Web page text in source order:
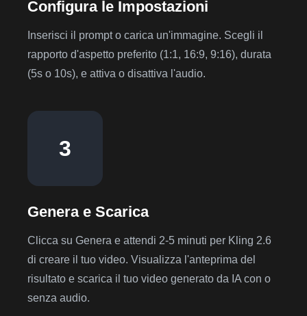
Configura le Impostazioni
Inserisci il prompt o carica un'immagine. Scegli il
rapporto d'aspetto preferito (1:1, 16:9, 9:16), durata
(5s o 10s), e attiva o disattiva l'audio.
3
Genera e Scarica
Clicca su Genera e attendi 2-5 minuti per Kling 2.6
di creare il tuo video. Visualizza l'anteprima del
risultato e scarica il tuo video generato da IA con o
senza audio.